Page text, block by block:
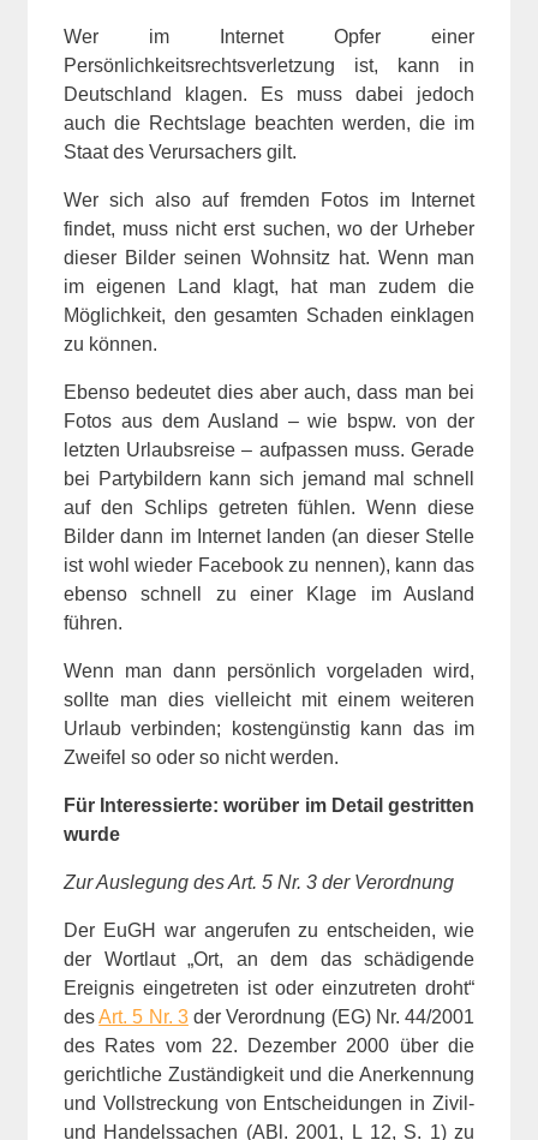
Wer im Internet Opfer einer
Persönlichkeitsrechtsverletzung ist, kann in
Deutschland klagen. Es muss dabei jedoch
auch die Rechtslage beachten werden, die im
Staat des Verursachers gilt.
Wer sich also auf fremden Fotos im Internet
findet, muss nicht erst suchen, wo der Urheber
dieser Bilder seinen Wohnsitz hat. Wenn man
im eigenen Land klagt, hat man zudem die
Möglichkeit, den gesamten Schaden einklagen
zu können.
Ebenso bedeutet dies aber auch, dass man bei
Fotos aus dem Ausland – wie bspw. von der
letzten Urlaubsreise – aufpassen muss. Gerade
bei Partybildern kann sich jemand mal schnell
auf den Schlips getreten fühlen. Wenn diese
Bilder dann im Internet landen (an dieser Stelle
ist wohl wieder Facebook zu nennen), kann das
ebenso schnell zu einer Klage im Ausland
führen.
Wenn man dann persönlich vorgeladen wird,
sollte man dies vielleicht mit einem weiteren
Urlaub verbinden; kostengünstig kann das im
Zweifel so oder so nicht werden.
Für Interessierte: worüber im Detail gestritten
wurde
Zur Auslegung des Art. 5 Nr. 3 der Verordnung
Der EuGH war angerufen zu entscheiden, wie
der Wortlaut „Ort, an dem das schädigende
Ereignis eingetreten ist oder einzutreten droht“
desArt. 5 Nr. 3der Verordnung (EG) Nr. 44/2001
des Rates vom 22. Dezember 2000 über die
gerichtliche Zuständigkeit und die Anerkennung
und Vollstreckung von Entscheidungen in Zivil-
und Handelssachen (ABl. 2001, L 12, S. 1) zu